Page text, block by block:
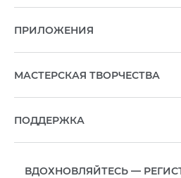
ПРИЛОЖЕНИЯ
МАСТЕРСКАЯ ТВОРЧЕСТВА
ПОДДЕРЖКА
ВДОХНОВЛЯЙТЕСЬ —